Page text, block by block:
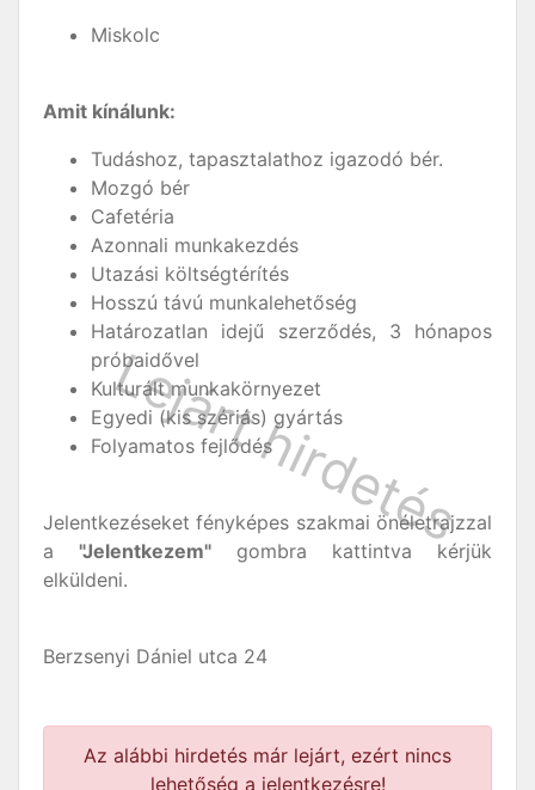
Miskolc
Amit kínálunk:
Tudáshoz, tapasztalathoz igazodó bér.
Mozgó bér
Cafetéria
Azonnali munkakezdés
Utazási költségtérítés
Hosszú távú munkalehetőség
Határozatlan idejű szerződés, 3 hónapos
próbaidővel
Kulturált munkakörnyezet
Egyedi (kis szériás) gyártás
Folyamatos fejlődés
Jelentkezéseket fényképes szakmai önéletrajzzal
a "Jelentkezem" gombra kattintva kérjük
elküldeni.
Berzsenyi Dániel utca 24
Az alábbi hirdetés már lejárt, ezért nincs
lehetőség a jelentkezésre!